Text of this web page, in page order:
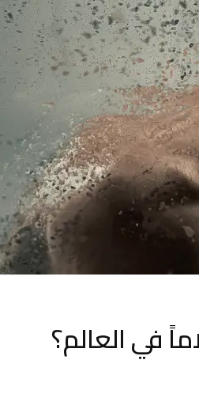
في العالم؟